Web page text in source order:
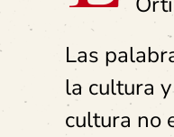
Las
la cultura
cultura no